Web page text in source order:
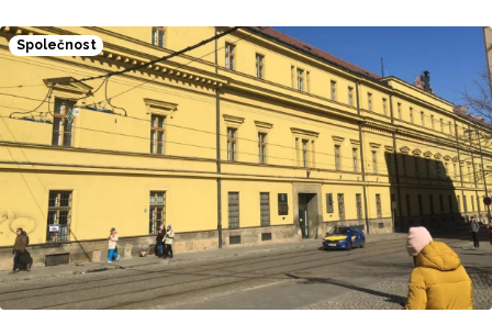
státu ve věcech majetkových (ÚZSVM), je kupec jasný.
Společnost